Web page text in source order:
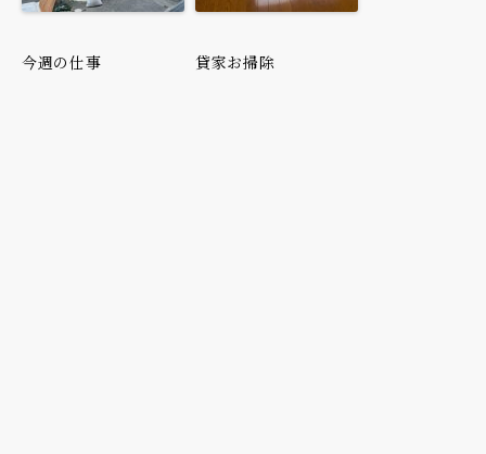
今週の仕事 貸家お掃除